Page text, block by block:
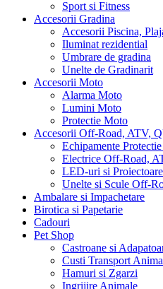
Sport si Fitness
Accesorii Gradina
Accesorii Piscina,
Iluminat rezidential
Umbrare de gradina
Unelte de Gradinarit
Accesorii Moto
Alarma Moto
Lumini Moto
Protectie Moto
Accesorii Off-Road, ATV,
Echipamente
Electrice Off-Road,
LED-uri si
Unelte si Scule Off-
Ambalare si Impachetare
Birotica si Papetarie
Cadouri
Pet Shop
Castroane si
Custi Transport
Hamuri si Zgarzi
Ingrijire Animale